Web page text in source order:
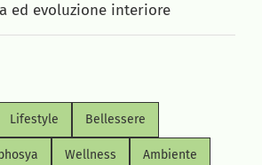
ed evoluzione interiore
Lifestyle Bellessere
Wellness Ambiente